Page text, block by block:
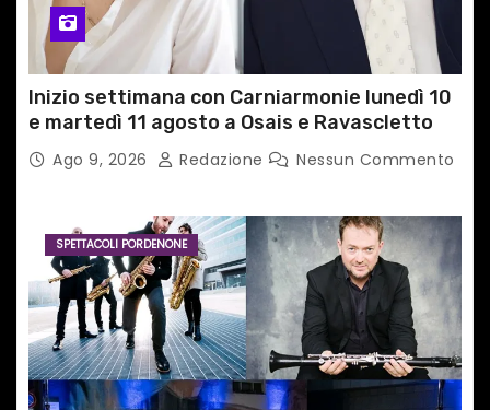
Inizio settimana con Carniarmonie lunedì 10
e martedì 11 agosto a Osais e Ravascletto
Ago 9, 2026 Redazione Nessun Commento
SPETTACOLI PORDENONE